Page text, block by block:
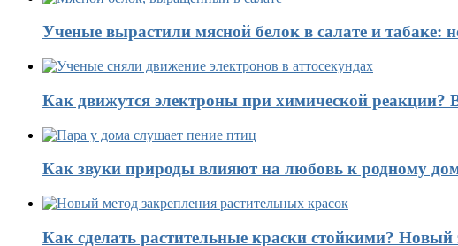
Ученые вырастили мясной белок в салате и табаке:
Как движутся электроны при химической реакции?
Как звуки природы влияют на любовь к родному
Как сделать растительные краски стойкими?